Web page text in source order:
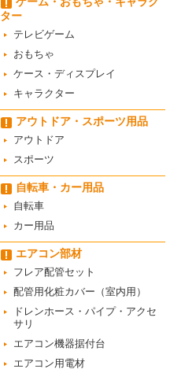
ター
テレビゲーム
おもちゃ
ケース・ディスプレイ
キャラクター
アウトドア・スポーツ用品
アウトドア
スポーツ
自転車・カー用品
自転車
カー用品
エアコン部材
フレア配管セット
配管用化粧カバー（室内用）
ドレンホース・パイプ・アクセ
サリ
エアコン機器据付台
エアコン用電材